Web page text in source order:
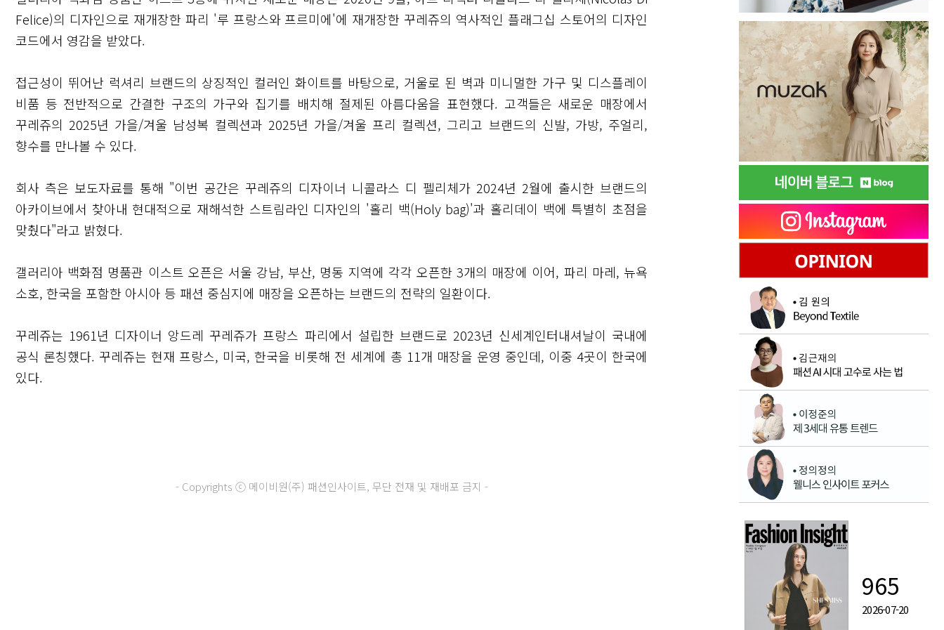
Felice)의 디자인으로 재개장한 파리 '루 프랑스와 프르미에'에 재개장한 꾸레쥬의 역사적인 플래그십 스토어의 디자인
코드에서 영감을 받았다.
접근성이 뛰어난 럭셔리 브랜드의 상징적인 컬러인 화이트를 바탕으로, 거울로 된 벽과 미니멀한 가구 및 디스플레이
비품 등 전반적으로 간결한 구조의 가구와 집기를 배치해 절제된 아름다움을 표현했다. 고객들은 새로운 매장에서
꾸레쥬의 2025년 가을/겨울 남성복 컬렉션과 2025년 가을/겨울 프리 컬렉션, 그리고 브랜드의 신발, 가방, 주얼리,
향수를 만나볼 수 있다.
회사 측은 보도자료를 통해 "이번 공간은 꾸레쥬의 디자이너 니콜라스 디 펠리체가 2024년 2월에 출시한 브랜드의
아카이브에서 찾아내 현대적으로 재해석한 스트림라인 디자인의 '홀리 백(Holy bag)'과 홀리데이 백에 특별히 초점을
맞췄다"라고 밝혔다.
갤러리아 백화점 명품관 이스트 오픈은 서울 강남, 부산, 명동 지역에 각각 오픈한 3개의 매장에 이어, 파리 마레, 뉴욕
소호, 한국을 포함한 아시아 등 패션 중심지에 매장을 오픈하는 브랜드의 전략의 일환이다.
꾸레쥬는 1961년 디자이너 앙드레 꾸레쥬가 프랑스 파리에서 설립한 브랜드로 2023년 신세계인터내셔날이 국내에
공식 론칭했다. 꾸레쥬는 현재 프랑스, 미국, 한국을 비롯해 전 세계에 총 11개 매장을 운영 중인데, 이중 4곳이 한국에
있다.
- Copyrights ⓒ 메이비원(주) 패션인사이트, 무단 전재 및 재배포 금지 -
965
2026-07-20